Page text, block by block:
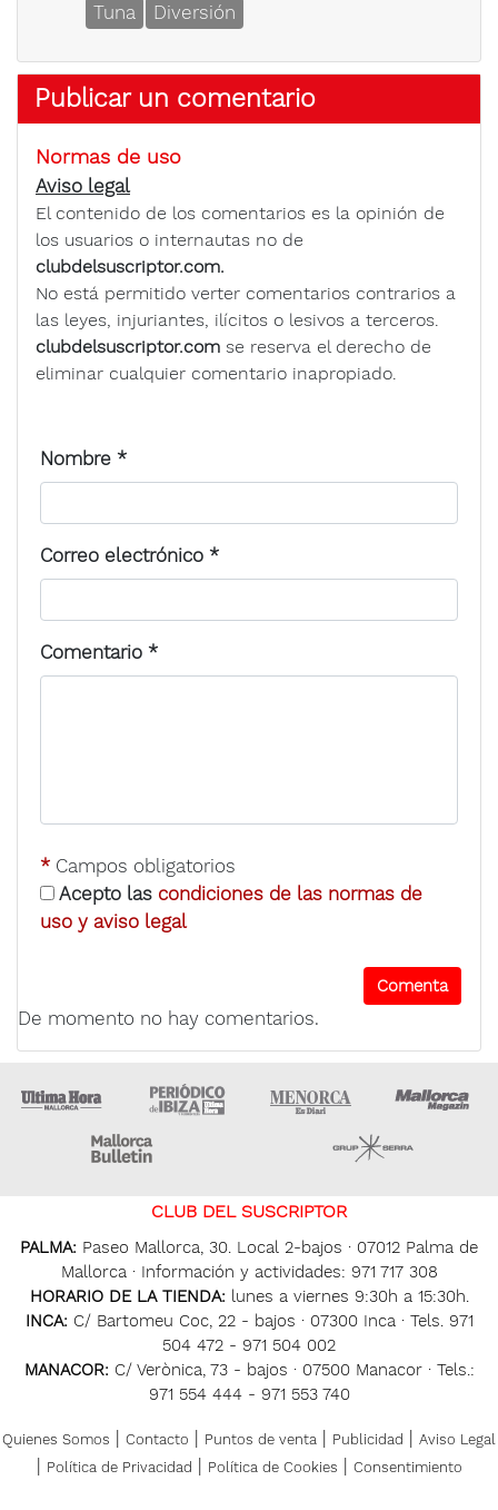
Tuna
Diversión
Publicar un comentario
Normas de uso
Aviso legal
El contenido de los comentarios es la opinión de
los usuarios o internautas no de
clubdelsuscriptor.com.
No está permitido verter comentarios contrarios a
las leyes, injuriantes, ilícitos o lesivos a terceros.
clubdelsuscriptor.com se reserva el derecho de
eliminar cualquier comentario inapropiado.
Nombre *
Correo electrónico *
Comentario *
* Campos obligatorios
Acepto las condiciones de las normas de
uso y aviso legal
De momento no hay comentarios.
Ultima Hora Ultima hora Ibiza Menorca • Es Diari
CLUB DEL SUSCRIPTOR
PALMA: Paseo Mallorca, 30. Local 2-bajos · 07012 Palma de
Mallorca · Información y actividades: 971 717 308
HORARIO DE LA TIENDA: lunes a viernes 9:30h a 15:30h.
INCA: C/ Bartomeu Coc, 22 - bajos · 07300 Inca · Tels. 971
504 472 - 971 504 002
MANACOR: C/ Verònica, 73 - bajos · 07500 Manacor · Tels.:
971 554 444 - 971 553 740
Quienes Somos Contacto Puntos de venta Publicidad Aviso Legal
Política de Privacidad Política de Cookies Consentimiento